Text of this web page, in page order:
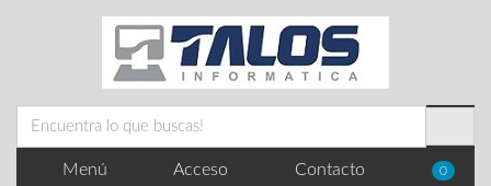
Menú Acceso Contacto 0